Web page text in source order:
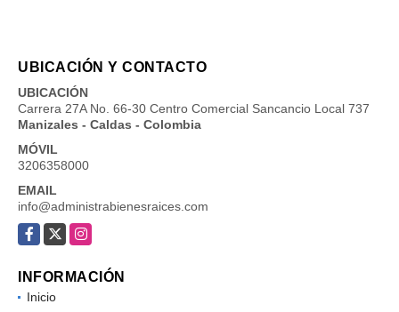
UBICACIÓN Y CONTACTO
UBICACIÓN
Carrera 27A No. 66-30 Centro Comercial Sancancio Local 737
Manizales - Caldas - Colombia
MÓVIL
3206358000
EMAIL
info@administrabienesraices.com
Facebook
X Instagram
INFORMACIÓN
Inicio